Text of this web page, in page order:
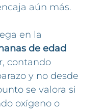
aún más.
en la
de edad
contando
y no desde
se valora si
oxígeno o